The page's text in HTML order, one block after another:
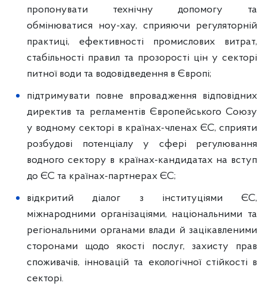
пропонувати технічну допомогу та
обмінюватися ноу-хау, сприяючи регуляторній
практиці, ефективності промислових витрат,
стабільності правил та прозорості цін у секторі
питної води та водовідведення в Європі;
підтримувати повне впровадження відповідних
директив та регламентів Європейського Союзу
у водному секторі в країнах-членах ЄС, сприяти
розбудові потенціалу у сфері регулювання
водного сектору в країнах-кандидатах на вступ
до ЄС та країнах-партнерах ЄС;
відкритий діалог з інституціями ЄС,
міжнародними організаціями, національними та
регіональними органами влади й зацікавленими
сторонами щодо якості послуг, захисту прав
споживачів, інновацій та екологічної стійкості в
секторі.